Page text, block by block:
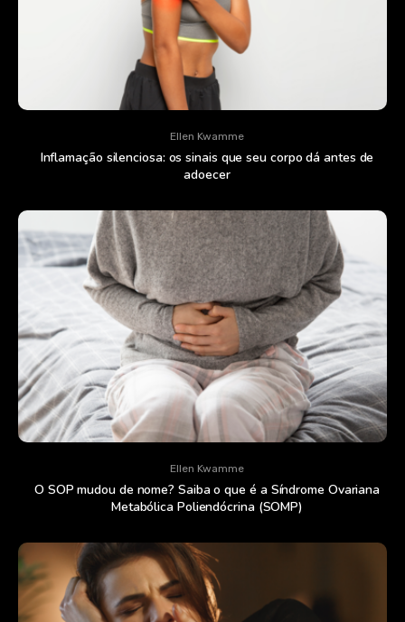
Ellen Kwamme
Inflamação silenciosa: os sinais que seu corpo dá antes de
adoecer
Ellen Kwamme
O SOP mudou de nome? Saiba o que é a Síndrome Ovariana
Metabólica Poliendócrina (SOMP)